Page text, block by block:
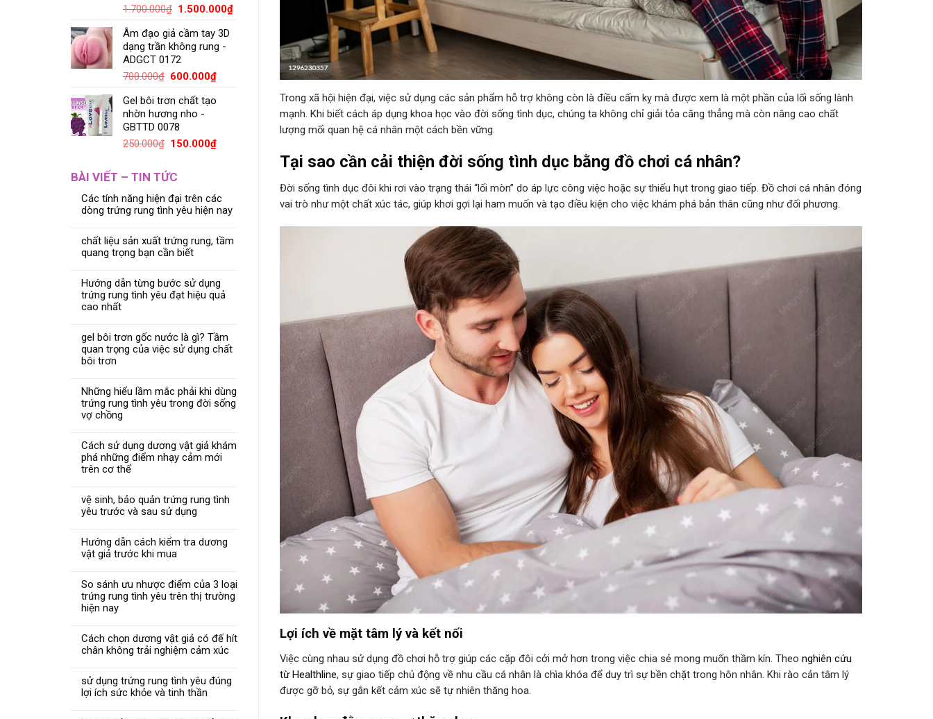
1.700.000₫ 1.500.000₫
Âm đạo giả cầm tay 3D
dạng trần không rung -
ADGCT 0172
700.000₫ 600.000₫
Gel bôi trơn chất tạo
nhờn hương nho -
GBTTD 0078
250.000₫ 150.000₫
BÀI VIẾT – TIN TỨC
Các tính năng hiện đại trên các
dòng trứng rung tình yêu hiện nay
chất liệu sản xuất trứng rung, tầm
quang trọng bạn cần biết
Hướng dẫn từng bước sử dụng
trứng rung tình yêu đạt hiệu quả
cao nhất
gel bôi trơn gốc nước là gì? Tầm
quan trọng của việc sử dụng chất
bôi trơn
Những hiểu lầm mắc phải khi dùng
trứng rung tình yêu trong đời sống
vợ chồng
Cách sử dụng dương vật giả khám
phá những điểm nhạy cảm mới
trên cơ thể
vệ sinh, bảo quản trứng rung tình
yêu trước và sau sử dụng
Hướng dẫn cách kiểm tra dương
vật giả trước khi mua
So sánh ưu nhược điểm của 3 loại
trứng rung tình yêu trên thị trường
hiện nay
Cách chọn dương vật giả có đế hít
chân không trải nghiệm cảm xúc
sử dụng trứng rung tình yêu đúng
lợi ích sức khỏe và tinh thần
Trong xã hội hiện đại, việc sử dụng các sản phẩm hỗ trợ không còn là điều cấm kỵ mà được xem là một phần của lối sống lành
mạnh. Khi biết cách áp dụng khoa học vào đời sống tình dục, chúng ta không chỉ giải tỏa căng thẳng mà còn nâng cao chất
lượng mối quan hệ cá nhân một cách bền vững.
Tại sao cần cải thiện đời sống tình dục bằng đồ chơi cá nhân?
Đời sống tình dục đôi khi rơi vào trạng thái “lối mòn” do áp lực công việc hoặc sự thiếu hụt trong giao tiếp. Đồ chơi cá nhân đóng
vai trò như một chất xúc tác, giúp khơi gợi lại ham muốn và tạo điều kiện cho việc khám phá bản thân cũng như đối phương.
Lợi ích về mặt tâm lý và kết nối
Việc cùng nhau sử dụng đồ chơi hỗ trợ giúp các cặp đôi cởi mở hơn trong việc chia sẻ mong muốn thầm kín. Theo nghiên cứu
từ Healthline, sự giao tiếp chủ động về nhu cầu cá nhân là chìa khóa để duy trì sự bền chặt trong hôn nhân. Khi rào cản tâm lý
được gỡ bỏ, sự gắn kết cảm xúc sẽ tự nhiên thăng hoa.